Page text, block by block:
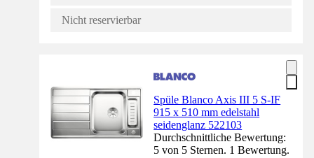
Nicht reservierbar
Spüle Blanco Axis III 5 S-IF
915 x 510 mm edelstahl
seidenglanz 522103
Durchschnittliche Bewertung:
5 von 5 Sternen. 1 Bewertung.